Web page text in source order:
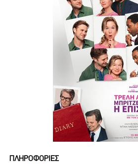
ΠΛΗΡΟΦΟΡΙΕΣ